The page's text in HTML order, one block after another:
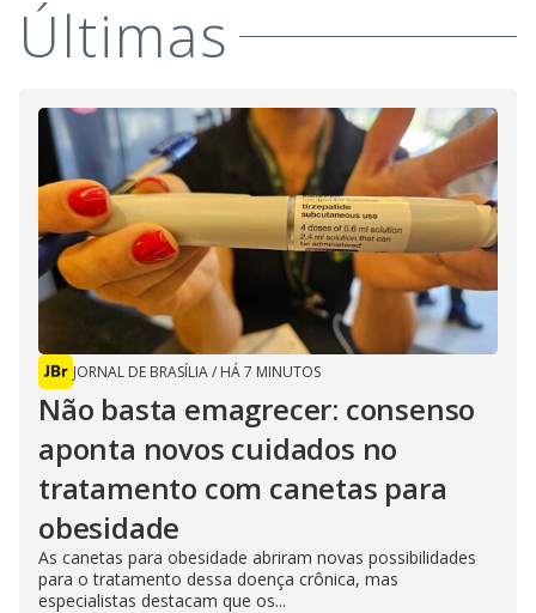
Últimas
JORNAL DE BRASÍLIA/ HÁ 7 MINUTOS
Não basta emagrecer: consenso
aponta novos cuidados no
tratamento com canetas para
obesidade
As canetas para obesidade abriram novas possibilidades
para o tratamento dessa doença crônica, mas
especialistas destacam que os...